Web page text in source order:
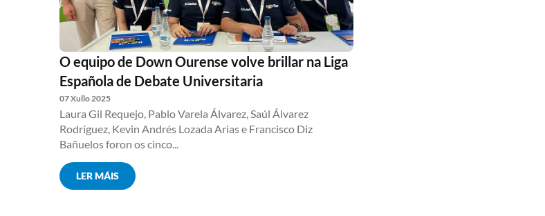
O equipo de Down Ourense volve brillar na Liga
Española de Debate Universitaria
07 Xullo 2025
Laura Gil Requejo, Pablo Varela Álvarez, Saúl Álvarez
Rodríguez, Kevin Andrés Lozada Arias e Francisco Diz
Bañuelos foron os cinco...
LER MÁIS